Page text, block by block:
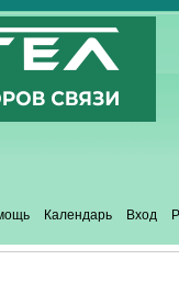
Календарь Вход